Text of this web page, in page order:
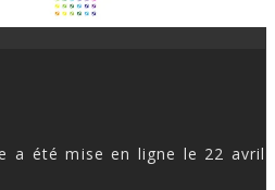
a été mise en ligne le 22 avril